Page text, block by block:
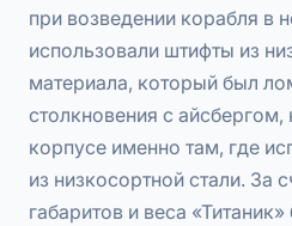
при возведении корабля в
использовали штифты из
материала, который был
столкновения с
корпусе именно там, где
из низкосортной стали. За
габаритов и веса